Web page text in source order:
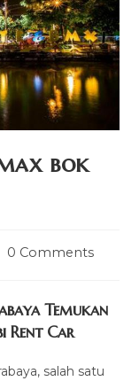
bok
0 Comments
Temukan
Rent Car
salah satu